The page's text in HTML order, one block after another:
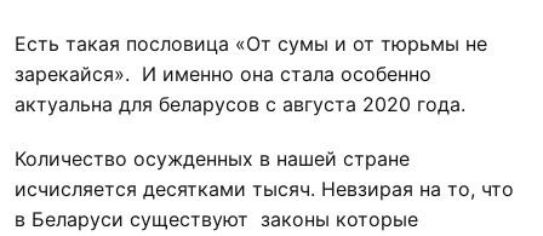
Есть такая пословица «От сумы и от тюрьмы не
зарекайся». И именно она стала особенно
актуальна для беларусов с августа 2020 года.
Количество осужденных в нашей стране
исчисляется десятками тысяч. Невзирая на то, что
в Беларуси существуют законы которые